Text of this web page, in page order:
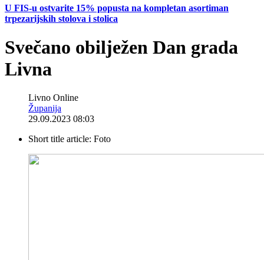
U FIS-u ostvarite 15% popusta na kompletan asortiman
trpezarijskih stolova i stolica
Svečano obilježen Dan grada
Livna
Livno Online
Županija
29.09.2023 08:03
Short title article: Foto